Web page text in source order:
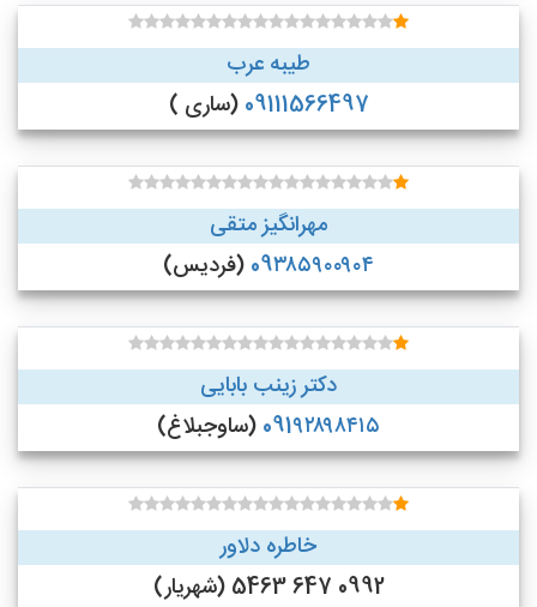
طیبه عرب
09111566497 (ساری )
مهرانگیز متقی
09۳۸۵۹۰۰۹۰۴ (فردیس)
دکتر زینب بابایی
091۹۲۸۹۸۴۱۵ (ساوجبلاغ)
خاطره دلاور
0992 647 5463 (شهریار)